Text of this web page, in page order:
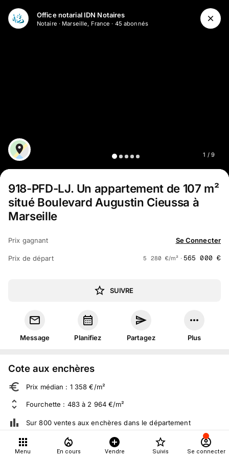
1 / 9
Office notarial IDN Notaires
Notaire · Marseille, France · 45 abonnés
918-PFD-LJ. Un appartement de 107 m²
situé Boulevard Augustin Cieussa à
Marseille
Prix gagnant Se Connecter
Prix de départ 5 280 €/m² · 565 000 €
SUIVRE
Message Planifiez Partagez Plus
Cote aux enchères
Prix médian : 1 358 €/m²
Fourchette : 483 à 2 964 €/m²
Sur 800 ventes aux enchères dans le département
Menu En cours Vendre Suivis Se connecter